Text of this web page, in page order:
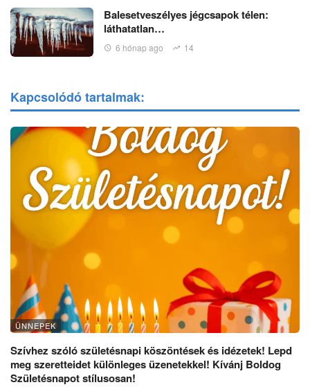
Balesetveszélyes jégcsapok télen:
láthatatlan…
6 hónap ago 14
Kapcsolódó tartalmak:
ÜNNEPEK
Szívhez szóló születésnapi köszöntések és idézetek! Lepd
meg szeretteidet különleges üzenetekkel! Kívánj Boldog
Születésnapot stílusosan!